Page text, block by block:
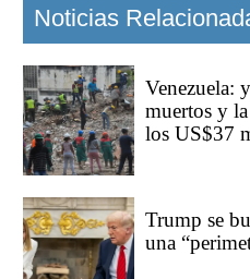
Noticias
Venezuela:
muertos y
los US$37
Trump se
una